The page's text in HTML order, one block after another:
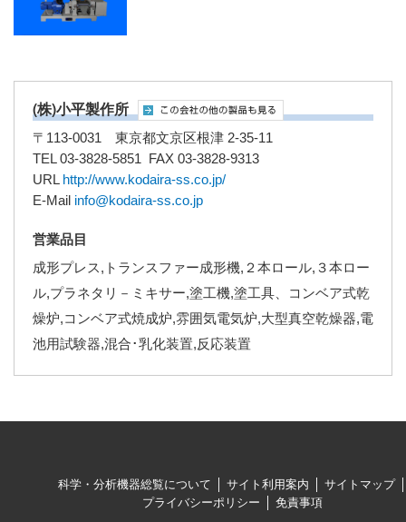
(株)小平製作所
〒113-0031 東京都文京区根津 2-35-11
TEL 03-3828-5851 FAX 03-3828-9313
URL http://www.kodaira-ss.co.jp/
E-Mail info@kodaira-ss.co.jp
営業品目
成形プレス,トランスファー成形機,２本ロール,３本ロー
ル,プラネタリ－ミキサー,塗工機,塗工具、コンベア式乾
燥炉,コンベア式焼成炉,雰囲気電気炉,大型真空乾燥器,電
池用試験器,混合･乳化装置,反応装置
科学・分析機器総覧について サイト利用案内
サイトマップ
プライバシーポリシー
免責事項